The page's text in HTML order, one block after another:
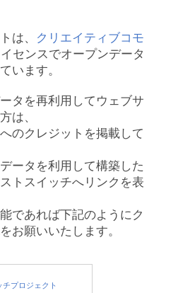
は、
クリエイティブコモ
センスでオープンデータ
います。
タを再利用してウェブサ
は、
のクレジットを掲載して
ータを利用して構築した
トスイッチへリンクを表
であれば下記のようにク
お願いいたします。